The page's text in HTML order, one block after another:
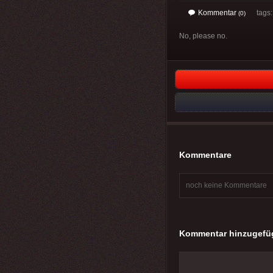
Kommentar (0) tags:
No, please no.
Kommentare
noch keine Kommentare
Kommentar